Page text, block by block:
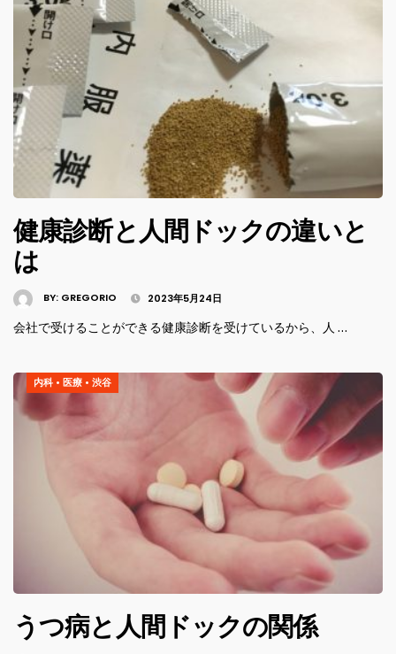
健康診断と人間ドックの違いと
は
BY: GREGORIO 2023年5月24日
会社で受けることができる健康診断を受けているから、人 …
内科 • 医療 • 渋谷
うつ病と人間ドックの関係